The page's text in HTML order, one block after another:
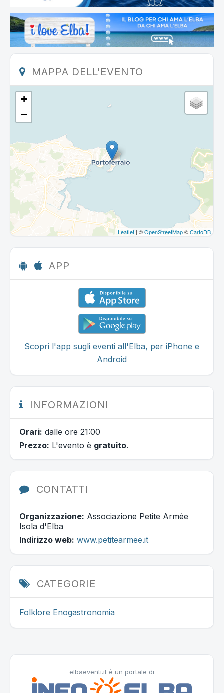
MAPPA DELL'EVENTO
+
−
Leaflet | ©OpenStreetMap©CartoDB
APP
Scopri l'app sugli eventi all'Elba, per iPhone e
Android
INFORMAZIONI
Orari: dalle ore 21:00
Prezzo: L'evento è gratuito.
CONTATTI
Organizzazione: Associazione Petite Armée
Isola d'Elba
Indirizzo web: www.petitearmee.it
CATEGORIE
Folklore Enogastronomia
elbaeventi.it è un portale di